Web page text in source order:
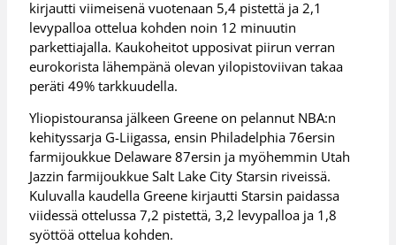
kirjautti viimeisenä vuotenaan 5,4 pistettä ja 2,1
levypalloa ottelua kohden noin 12 minuutin
parkettiajalla. Kaukoheitot upposivat piirun verran
eurokorista lähempänä olevan yilopistoviivan takaa
peräti 49% tarkkuudella.
Yliopistouransa jälkeen Greene on pelannut NBA:n
kehityssarja G-Liigassa, ensin Philadelphia 76ersin
farmijoukkue Delaware 87ersin ja myöhemmin Utah
Jazzin farmijoukkue Salt Lake City Starsin riveissä.
Kuluvalla kaudella Greene kirjautti Starsin paidassa
viidessä ottelussa 7,2 pistettä, 3,2 levypalloa ja 1,8
syöttöä ottelua kohden.